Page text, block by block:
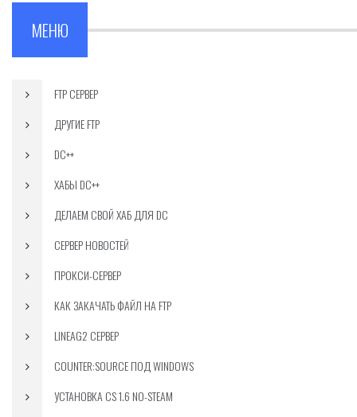
МЕНЮ
FTP СЕРВЕР
ДРУГИЕ FTP
DC++
ХАБЫ DC++
ДЕЛАЕМ СВОЙ ХАБ ДЛЯ DC
СЕРВЕР НОВОСТЕЙ
ПРОКСИ-СЕРВЕР
КАК ЗАКАЧАТЬ ФАЙЛ НА FTP
LINEAG2 СЕРВЕР
COUNTER:SOURCE ПОД WINDOWS
УСТАНОВКА CS 1.6 NO-STEAM